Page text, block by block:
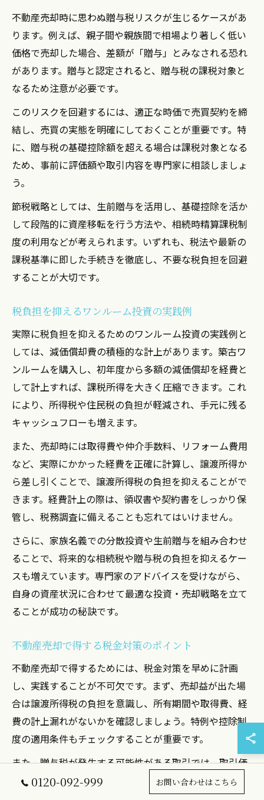
不動産売却時に思わぬ贈与税リスクが生じるケースがあ
ります。例えば、親子間や親族間で相場より著しく低い
価格で売却した場合、差額が「贈与」とみなされる恐れ
があります。贈与と認定されると、贈与税の課税対象と
なるため注意が必要です。
このリスクを回避するには、適正な時価で売買契約を締
結し、売買の実態を明確にしておくことが重要です。特
に、贈与税の基礎控除額を超える場合は課税対象となる
ため、事前に評価額や取引内容を専門家に相談しましょ
う。
節税戦略としては、生前贈与を活用し、基礎控除を活か
して段階的に資産移転を行う方法や、相続時精算課税制
度の利用などが考えられます。いずれも、税法や最新の
課税基準に即した手続きを徹底し、不要な税負担を回避
することが大切です。
税負担を抑えるワンルーム投資の実践例
実際に税負担を抑えるためのワンルーム投資の実践例と
しては、減価償却費の積極的な計上があります。築古ワ
ンルームを購入し、初年度から多額の減価償却を経費と
して計上すれば、課税所得を大きく圧縮できます。これ
により、所得税や住民税の負担が軽減され、手元に残る
キャッシュフローも増えます。
また、売却時には取得費や仲介手数料、リフォーム費用
など、実際にかかった経費を正確に計算し、譲渡所得か
ら差し引くことで、譲渡所得税の負担を抑えることがで
きます。経費計上の際は、領収書や契約書をしっかり保
管し、税務調査に備えることも忘れてはいけません。
さらに、家族名義での分散投資や生前贈与を組み合わせ
ることで、将来的な相続税や贈与税の負担を抑えるケー
スも増えています。専門家のアドバイスを受けながら、
自身の資産状況に合わせて最適な投資・売却戦略を立て
ることが成功の秘訣です。
不動産売却で得する税金対策のポイント
不動産売却で得するためには、税金対策を早めに計画
し、実践することが不可欠です。まず、売却益が出た場
合は譲渡所得税の負担を意識し、所有期間や取得費、経
費の計上漏れがないかを確認しましょう。特例や控除制
度の適用条件もチェックすることが重要です。
また、贈与税が発生する可能性がある取引では、取引価
格や契約内容の透明性を高め、贈与認定のリスクを回避
0120-092-999 お問い合わせはこちら